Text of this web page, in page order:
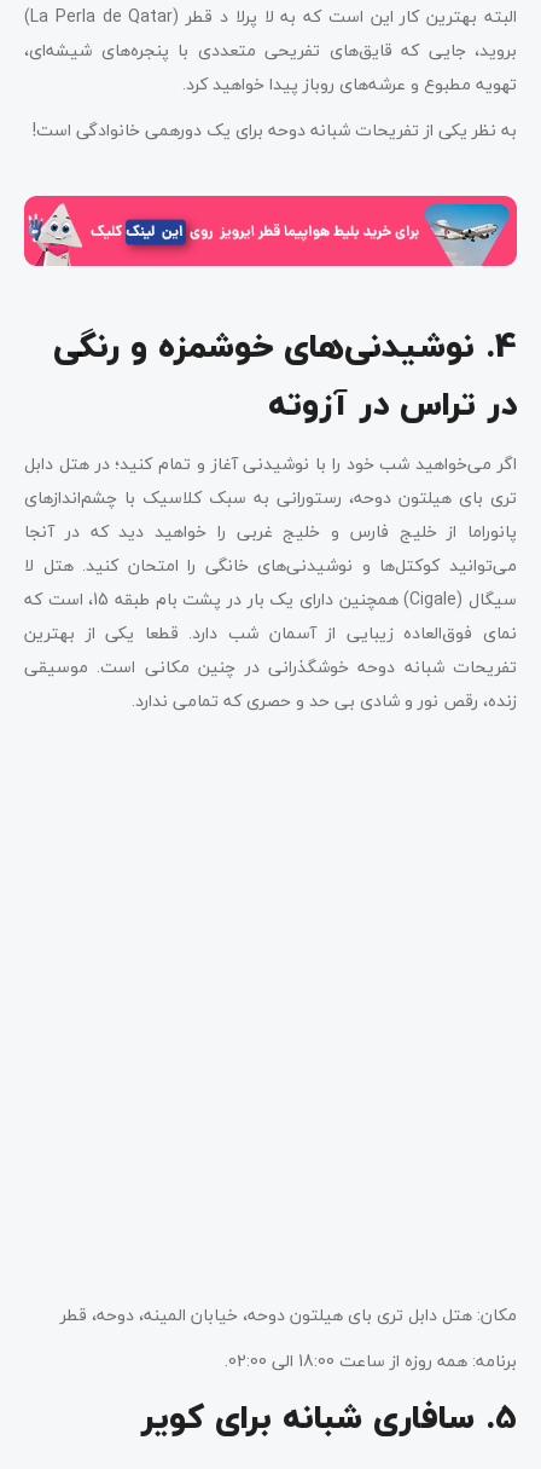
البته بهترین کار این است که به لا پرلا د قطر (La Perla de Qatar)
بروید، جایی که قایق‌های تفریحی متعددی با پنجره‌های شیشه‌ای،
تهویه مطبوع و عرشه‌های روباز پیدا خواهید کرد.
به نظر یکی از تفریحات شبانه دوحه برای یک دورهمی خانوادگی است!
4. نوشیدنی‌های خوشمزه و رنگی
در تراس در آزوته
اگر می‌خواهید شب خود را با نوشیدنی آغاز و تمام کنید؛ در هتل دابل
تری بای هیلتون دوحه، رستورانی به سبک کلاسیک با چشم‌اندازهای
پانوراما از خلیج فارس و خلیج غربی را خواهید دید که در آنجا
می‌توانید کوکتل‌ها و نوشیدنی‌های خانگی را امتحان کنید. هتل لا
سیگال (Cigale) همچنین دارای یک بار در پشت بام طبقه 15، است که
نمای فوق‌العاده زیبایی از آسمان شب دارد. قطعا یکی از بهترین
تفریحات شبانه دوحه خوشگذرانی در چنین مکانی است. موسیقی
زنده، رقص نور و شادی بی حد و حصری که تمامی ندارد.
مکان: هتل دابل تری بای هیلتون دوحه، خیابان المینه، دوحه، قطر
برنامه: همه روزه از ساعت 18:00 الی 02:00.
5. سافاری شبانه برای کویر